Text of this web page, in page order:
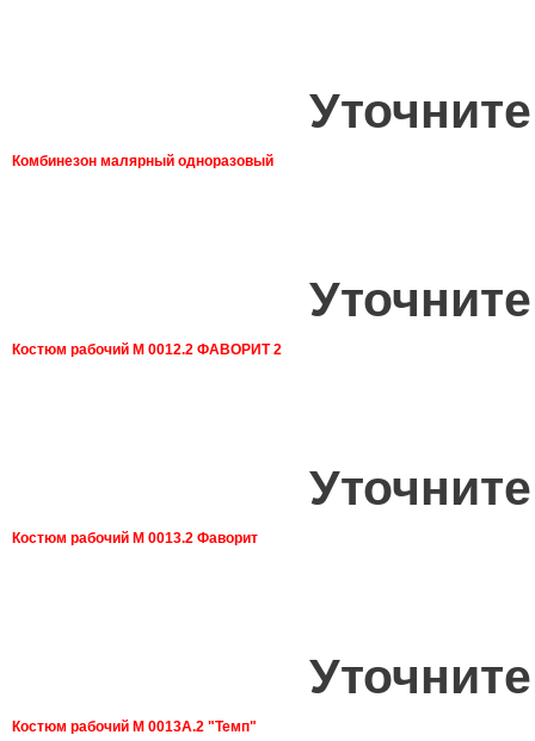
Комбинезон малярный одноразовый
Костюм рабочий М 0012.2 ФАВОРИТ 2
Костюм рабочий М 0013.2 Фаворит
Костюм рабочий М 0013А.2 "Темп"